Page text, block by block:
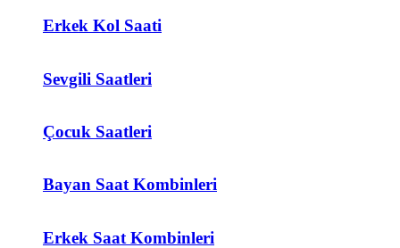
Erkek Kol Saati
Sevgili Saatleri
Çocuk Saatleri
Bayan Saat Kombinleri
Erkek Saat Kombinleri